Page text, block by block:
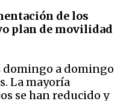
de los
plan de movilidad
domingo a domingo
La mayoría
se han reducido y